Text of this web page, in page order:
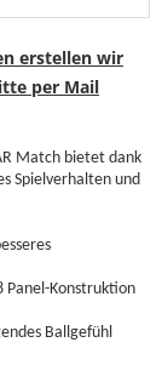
erstellen wir
per Mail
Match bietet dank
Spielverhalten und
Panel-Konstruktion
Ballgefühl